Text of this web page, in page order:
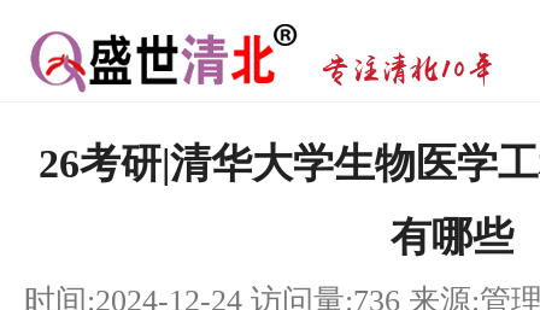
26考研|清华大学生物医学
有哪些
时间:2024-12-24 访问量:736 来源:管